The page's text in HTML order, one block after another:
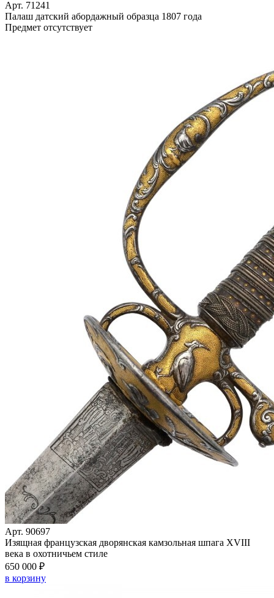
Арт. 71241
Палаш датский абордажный образца 1807 года
Предмет отсутствует
Арт. 90697
Изящная французская дворянская камзольная шпага XVIII
века в охотничьем стиле
650 000 ₽
в корзину